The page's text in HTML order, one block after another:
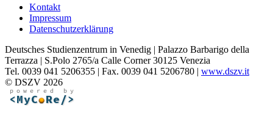
Kontakt
Impressum
Datenschutzerklärung
Deutsches Studienzentrum in Venedig | Palazzo Barbarigo della
Terrazza | S.Polo 2765/a Calle Corner 30125 Venezia
Tel. 0039 041 5206355 | Fax. 0039 041 5206780 | www.dszv.it
© DSZV 2026